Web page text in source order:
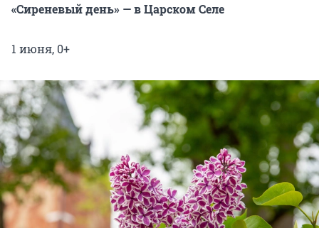
«Сиреневый день» — в Царском Селе
1 июня, 0+